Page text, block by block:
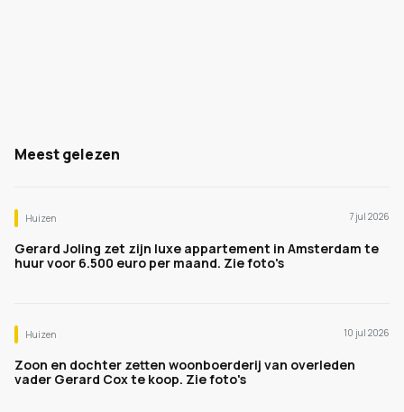
Meest gelezen
Huizen 7 jul 2026
Gerard Joling zet zijn luxe appartement in Amsterdam te
huur voor 6.500 euro per maand. Zie foto's
Huizen 10 jul 2026
Zoon en dochter zetten woonboerderij van overleden
vader Gerard Cox te koop. Zie foto's